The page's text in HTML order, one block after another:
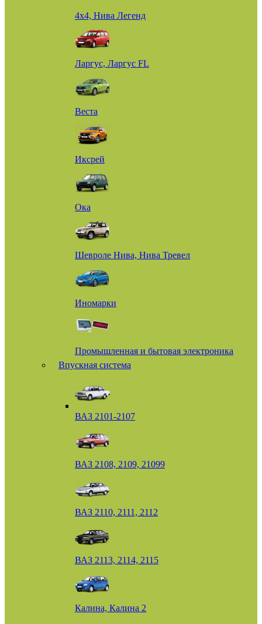
4х4, Нива Легенд
Ларгус, Ларгус FL
Веста
Иксрей
Ока
Шевроле Нива, Нива Тревел
Иномарки
Промышленная и бытовая электроника
Впускная система
ВАЗ 2101-2107
ВАЗ 2108, 2109, 21099
ВАЗ 2110, 2111, 2112
ВАЗ 2113, 2114, 2115
Калина, Калина 2